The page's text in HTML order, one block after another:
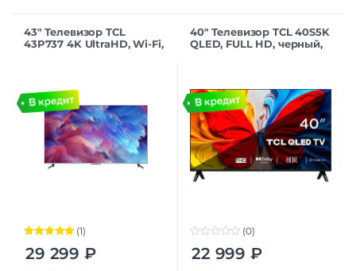
43″ Телевизор TCL
43P737 4K UltraHD, Wi-Fi,
из 5
(1)
29 299 ₽
40″ Телевизор TCL 40S5K
QLED, FULL HD, черный,
o
(0)
22 999 ₽